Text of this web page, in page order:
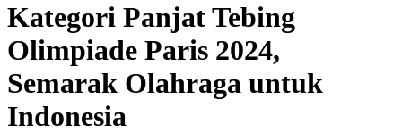
Kategori Panjat Tebing
Olimpiade Paris 2024,
Semarak Olahraga untuk
Indonesia